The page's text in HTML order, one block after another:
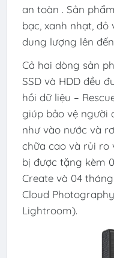
an toàn . Sản
bạc, xanh nhạt,
dung lượng lên đến
Cả hai dòng sản
SSD và HDD đều
hồi dữ liệu –
giúp bảo vệ người
như vào nước và
chữa cao và rủi ro
bị được tặng kèm
Create và 04
Cloud
Lightroom).